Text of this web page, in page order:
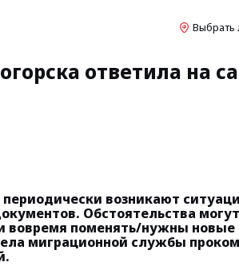
Выбрать
ответила на
возникают
Обстоятельства
вовремя поменять/нужны новые
миграционной службы